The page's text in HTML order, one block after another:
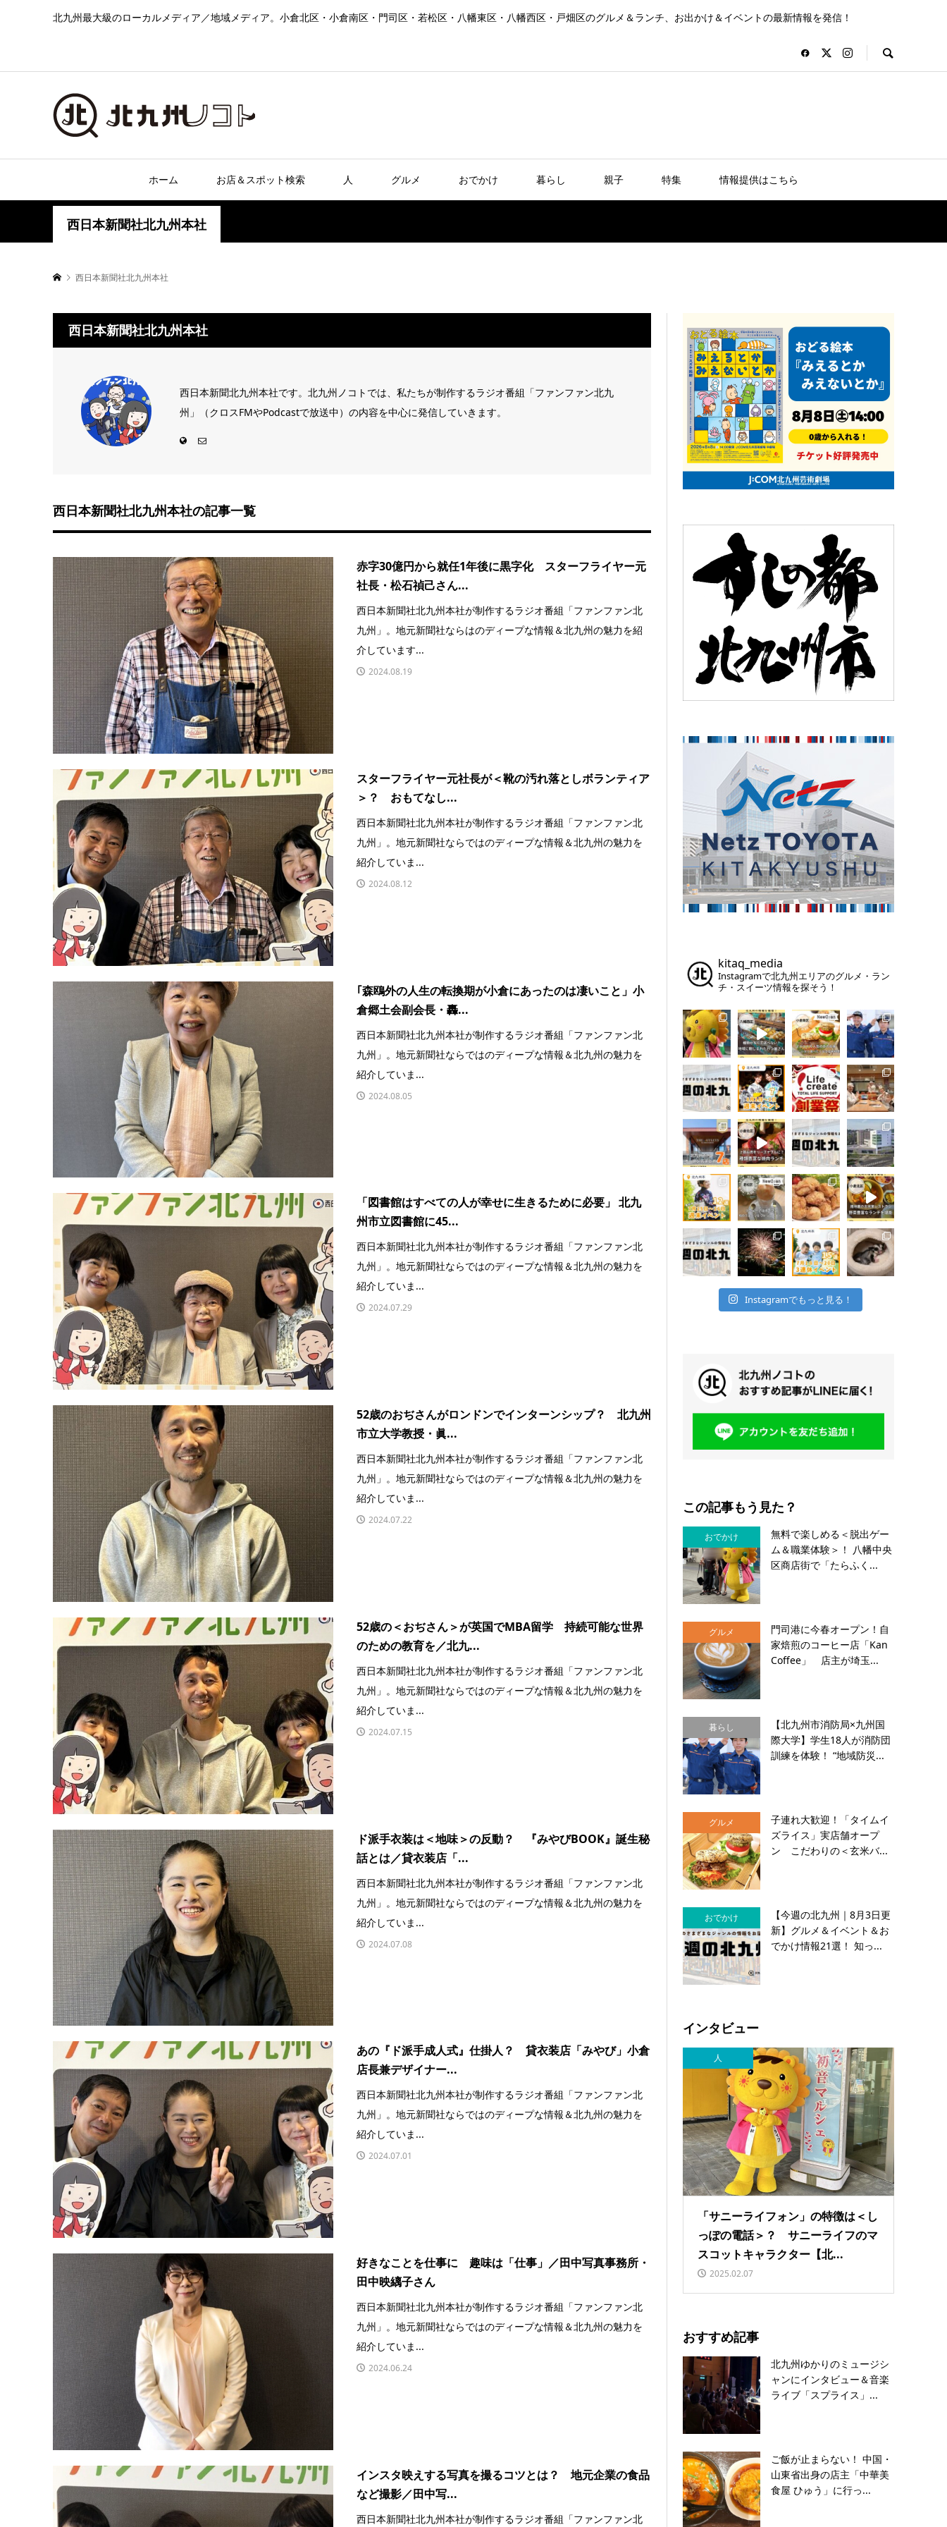
北九州最大級のローカルメディア／地域メディア。小倉北区・小倉南区・門司区・若松区・八幡東区・八幡西区・戸畑区のグルメ＆ランチ、お出かけ＆イベントの最新情報を発信！
ホーム お店＆スポット検索 人 グルメ おでかけ 暮らし 親子 特集 情報提供はこちら
西日本新聞社北九州本社
西日本新聞社北九州本社
西日本新聞社北九州本社
西日本新聞北九州本社です。北九州ノコトでは、私たちが制作するラジオ番組「ファンファン北九
州」（クロスFMやPodcastで放送中）の内容を中心に発信していきます。
西日本新聞社北九州本社の記事一覧
赤字30億円から就任1年後に黒字化 スターフライヤー元
社長・松石禎己さん...
西日本新聞社北九州本社が制作するラジオ番組「ファンファン北
九州」。地元新聞社ならはのディープな情報＆北九州の魅力を紹
介しています...
2024.08.19
スターフライヤー元社長が＜靴の汚れ落としボランティア
＞？ おもてなし...
西日本新聞社北九州本社が制作するラジオ番組「ファンファン北
九州」。地元新聞社ならではのディープな情報＆北九州の魅力を
紹介していま...
2024.08.12
｢森鴎外の人生の転換期が小倉にあったのは凄いこと」小
倉郷土会副会長・轟...
西日本新聞社北九州本社が制作するラジオ番組「ファンファン北
九州」。地元新聞社ならではのディープな情報＆北九州の魅力を
紹介していま...
2024.08.05
「図書館はすべての人が幸せに生きるために必要」 北九
州市立図書館に45...
西日本新聞社北九州本社が制作するラジオ番組「ファンファン北
九州」。地元新聞社ならではのディープな情報＆北九州の魅力を
紹介していま...
2024.07.29
52歳のおぢさんがロンドンでインターンシップ？ 北九州
市立大学教授・眞...
西日本新聞社北九州本社が制作するラジオ番組「ファンファン北
九州」。地元新聞社ならではのディープな情報＆北九州の魅力を
紹介していま...
2024.07.22
52歳の＜おぢさん＞が英国でMBA留学 持続可能な世界
のための教育を／北九...
西日本新聞社北九州本社が制作するラジオ番組「ファンファン北
九州」。地元新聞社ならではのディープな情報＆北九州の魅力を
紹介していま...
2024.07.15
ド派手衣装は＜地味＞の反動？ 『みやびBOOK』誕生秘
話とは／貸衣装店「...
西日本新聞社北九州本社が制作するラジオ番組「ファンファン北
九州」。地元新聞社ならではのディープな情報＆北九州の魅力を
紹介していま...
2024.07.08
あの『ド派手成人式』仕掛人？ 貸衣装店「みやび」小倉
店長兼デザイナー...
西日本新聞社北九州本社が制作するラジオ番組「ファンファン北
九州」。地元新聞社ならではのディープな情報＆北九州の魅力を
紹介していま...
2024.07.01
好きなことを仕事に 趣味は「仕事」／田中写真事務所・
田中映縭子さん
西日本新聞社北九州本社が制作するラジオ番組「ファンファン北
九州」。地元新聞社ならではのディープな情報＆北九州の魅力を
紹介していま...
2024.06.24
インスタ映えする写真を撮るコツとは？ 地元企業の食品
など撮影／田中写...
西日本新聞社北九州本社が制作するラジオ番組「ファンファン北
kitaq_media
Instagramで北九州エリアのグルメ・ラン
チ・スイーツ情報を探そう！
Instagramでもっと見る！
この記事もう見た？
おでかけ
無料で楽しめる＜脱出ゲー
ム＆職業体験＞！ 八幡中央
区商店街で「たらふく...
グルメ
門司港に今春オープン！自
家焙煎のコーヒー店「Kan
Coffee」 店主が埼玉...
暮らし
【北九州市消防局×九州国
際大学】学生18人が消防団
訓練を体験！ “地域防災...
グルメ
子連れ大歓迎！「タイムイ
ズライス」実店舗オープ
ン こだわりの＜玄米バ...
おでかけ
【今週の北九州｜8月3日更
新】グルメ＆イベント＆お
でかけ情報21選！ 知っ...
インタビュー
人
「サニーライフォン」の特徴は＜し
っぽの電話＞？ サニーライフのマ
スコットキャラクター【北...
2025.02.07
おすすめ記事
北九州ゆかりのミュージシ
ャンにインタビュー＆音楽
ライブ「スプライス」...
ご飯が止まらない！ 中国・
山東省出身の店主「中華美
食屋 ひゅう」に行っ...